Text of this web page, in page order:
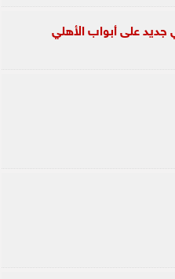
جديد على أبواب الأهلي